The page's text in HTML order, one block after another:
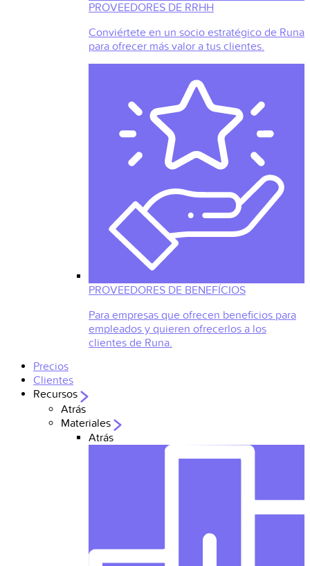
PROVEEDORES DE RRHH
Conviértete en un socio estratégico de Runa
para ofrecer más valor a tus clientes.
PROVEEDORES DE BENEFÍCIOS
Para empresas que ofrecen beneficios para
empleados y quieren ofrecerlos a los
clientes de Runa.
Precios
Clientes
Recursos
Atrás
Materiales
Atrás